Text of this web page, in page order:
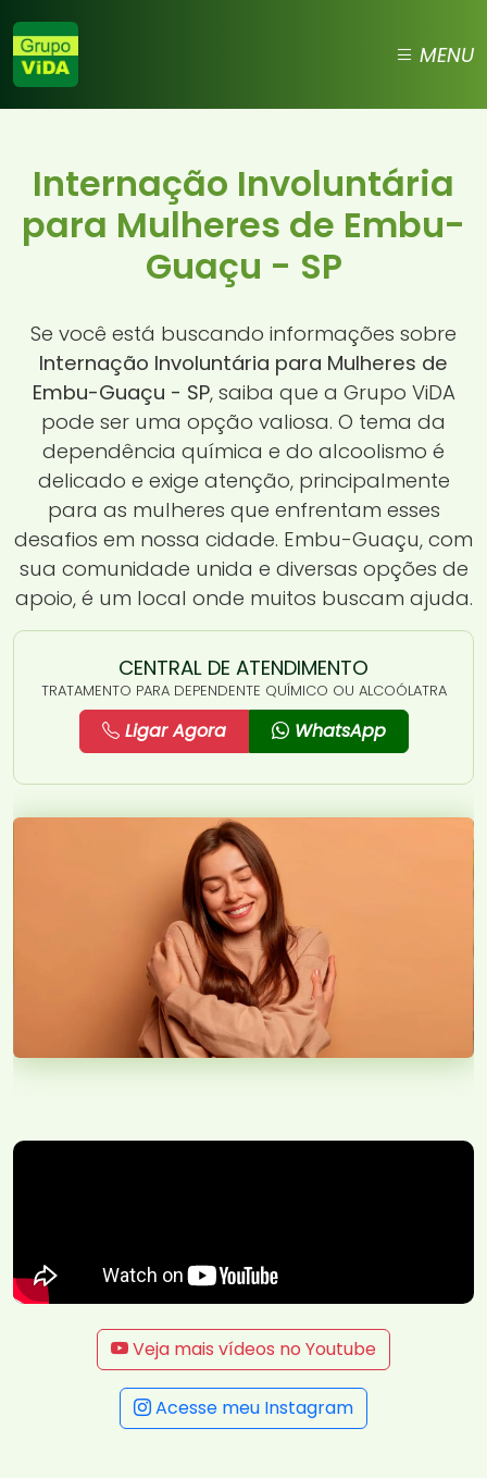
MENU
Internação Involuntária
para Mulheres de Embu-
Guaçu - SP
Se você está buscando informações sobre
Internação Involuntária para Mulheres de
Embu-Guaçu - SP, saiba que a Grupo ViDA
pode ser uma opção valiosa. O tema da
dependência química e do alcoolismo é
delicado e exige atenção, principalmente
para as mulheres que enfrentam esses
desafios em nossa cidade. Embu-Guaçu, com
sua comunidade unida e diversas opções de
apoio, é um local onde muitos buscam ajuda.
CENTRAL DE ATENDIMENTO
TRATAMENTO PARA DEPENDENTE QUÍMICO OU ALCOÓLATRA
Ligar Agora WhatsApp
Veja mais vídeos no Youtube
Acesse meu Instagram